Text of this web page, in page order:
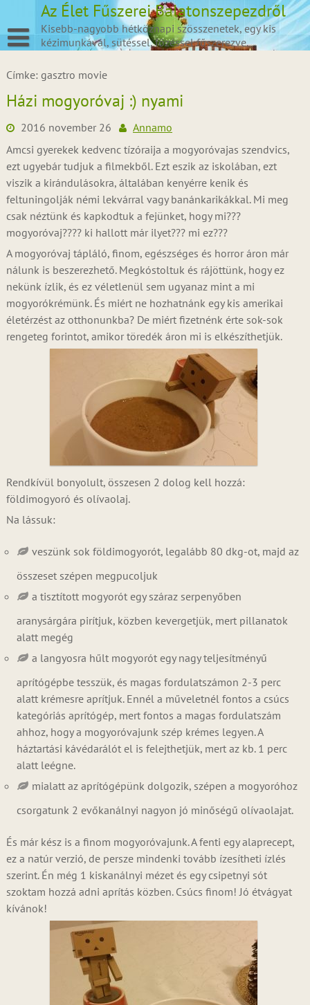
content
Az Élet Fűszerei Balatonszepezdről
Kisebb-nagyobb hétköznapi szösszenetek, egy kis
kézimunkával, sütéssel, főzéssel fűszerezve.
Címke: gasztro movie
Házi mogyoróvaj :) nyami
2016 november 26
Annamo
Amcsi gyerekek kedvenc tízóraija a mogyoróvajas szendvics,
ezt ugyebár tudjuk a filmekből. Ezt eszik az iskolában, ezt
viszik a kirándulásokra, általában kenyérre kenik és
feltuningolják némi lekvárral vagy banánkarikákkal. Mi meg
csak néztünk és kapkodtuk a fejünket, hogy mi???
mogyoróvaj???? ki hallott már ilyet??? mi ez???
A mogyoróvaj tápláló, finom, egészséges és horror áron már
nálunk is beszerezhető. Megkóstoltuk és rájöttünk, hogy ez
nekünk ízlik, és ez véletlenül sem ugyanaz mint a mi
mogyorókrémünk. És miért ne hozhatnánk egy kis amerikai
életérzést az otthonunkba? De miért fizetnénk érte sok-sok
rengeteg forintot, amikor töredék áron mi is elkészíthetjük.
Rendkívül bonyolult, összesen 2 dolog kell hozzá:
földimogyoró és olívaolaj.
Na lássuk:
veszünk sok földimogyorót, legalább 80 dkg-ot, majd az
összeset szépen megpucoljuk
a tisztított mogyorót egy száraz serpenyőben
aranysárgára pirítjuk, közben kevergetjük, mert pillanatok
alatt megég
a langyosra hűlt mogyorót egy nagy teljesítményű
aprítógépbe tesszük, és magas fordulatszámon 2-3 perc
alatt krémesre aprítjuk. Ennél a műveletnél fontos a csúcs
kategóriás aprítógép, mert fontos a magas fordulatszám
ahhoz, hogy a mogyoróvajunk szép krémes legyen. A
háztartási kávédarálót el is felejthetjük, mert az kb. 1 perc
alatt leégne.
mialatt az aprítógépünk dolgozik, szépen a mogyoróhoz
csorgatunk 2 evőkanálnyi nagyon jó minőségű olívaolajat.
És már kész is a finom mogyoróvajunk. A fenti egy alaprecept,
ez a natúr verzió, de persze mindenki tovább ízesítheti ízlés
szerint. Én még 1 kiskanálnyi mézet és egy csipetnyi sót
szoktam hozzá adni aprítás közben. Csúcs finom! Jó étvágyat
kívánok!